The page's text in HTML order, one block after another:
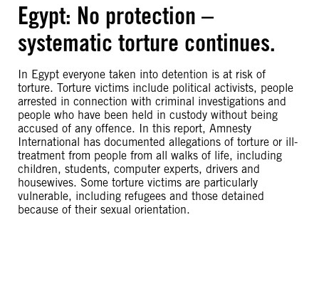
Egypt: No protection –
systematic torture continues.
In Egypt everyone taken into detention is at risk of
torture. Torture victims include political activists, people
arrested in connection with criminal investigations and
people who have been held in custody without being
accused of any offence. In this report, Amnesty
International has documented allegations of torture or ill-
treatment from people from all walks of life, including
children, students, computer experts, drivers and
housewives. Some torture victims are particularly
vulnerable, including refugees and those detained
because of their sexual orientation.